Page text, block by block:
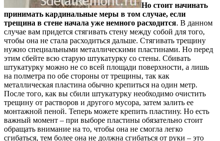
Но стоит начинать
принимать кардинальные меры в том случае, если
трещина в стене начала уже немного расходится. В данном
случае вам придется стягивать стену между собой для того,
чтобы она не стала расходиться дальше. Стягивать трещину
нужно специальными металлическими пластинами. Но перед
этим сбейте всю старую штукатурку со стены. Сбивать
штукатурку можно не со всей площади поверхности, а лишь
на полметра по обе стороны от трещины, так как
металлическая пластина обычно крепиться на один метр.
После того, как вы сбили штукатурку необходимо очистить
трещину от растворов и другого мусора, затем залить ее
монтажной пеной. Теперь можете крепить пластину. Но есть
важный момент – при выборе пластины обязательно стоит
обращать внимание на то, чтобы она не смогла легко
сгибаться, тем более она не должна сгибаться от руки – это